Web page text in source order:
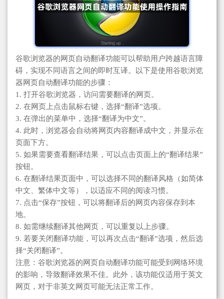
谷歌浏览器的网页自动翻译功能可以帮助用户跨越语言障
碍，实现不同语言之间的即时互译。以下是使用谷歌浏览
器网页自动翻译功能的步骤：
1. 打开谷歌浏览器，访问需要翻译的网页。
2. 在网页上点击鼠标右键，选择“翻译”选项。
3. 在弹出的菜单中，选择“翻译为中文”。
4. 此时，浏览器会自动将网页内容翻译成中文，并显示在
页面下方。
5. 如果需要查看翻译结果，可以点击页面上的“翻译结果”
按钮。
6. 在翻译结果页面中，可以选择不同的翻译风格（如简体
中文、繁体中文等），以适应不同的阅读习惯。
7. 点击“保存”按钮，可以将翻译后的网页内容保存到本
地。
8. 如需继续翻译其他网页，可以重复以上步骤。
9. 若要关闭翻译功能，可以再次点击“翻译”选项，然后选
择“关闭翻译”。
注意：谷歌浏览器的网页自动翻译功能可能受到网络环境
的影响，导致翻译效果不佳。此外，该功能仅适用于英文
网页，对于非英文网页可能无法正常工作。